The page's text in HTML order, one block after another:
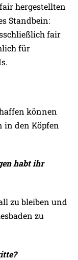
hergestellten
Standbein:
fair
für
können
in den Köpfen
habt ihr
zu bleiben und
zu